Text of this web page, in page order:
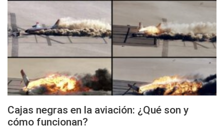
Cajas negras en la aviación: ¿Qué son y
cómo funcionan?